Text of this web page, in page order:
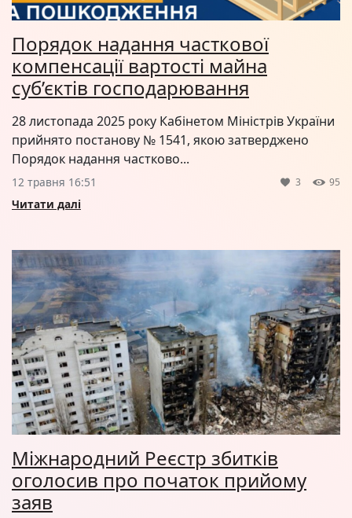
Порядок надання часткової
компенсації вартості майна
суб’єктів господарювання
28 листопада 2025 року Кабінетом Міністрів України
прийнято постанову № 1541, якою затверджено
Порядок надання частково...
12 травня 16:51 3 95
Читати далі
Міжнародний Реєстр збитків
оголосив про початок прийому
заяв